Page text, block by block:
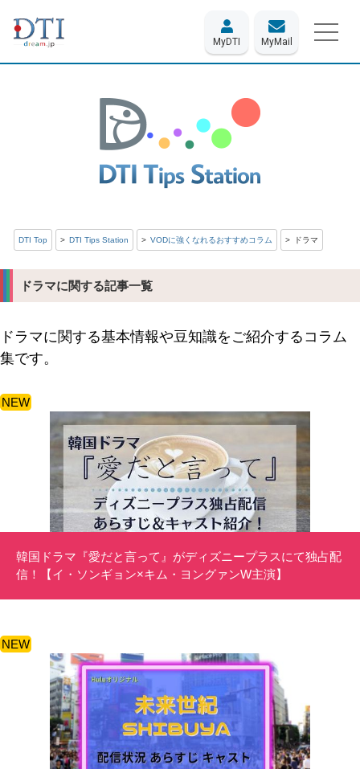
MyDTI MyMail
DTI Top DTI Tips Station VODに強くなれるおすすめコラム ドラマ
ドラマに関する記事一覧
ドラマに関する基本情報や豆知識をご紹介するコラム
集です。
NEW
韓国ドラマ『愛だと言って』がディズニープラスにて独占配
信！【イ・ソンギョン×キム・ヨングァンW主演】
NEW